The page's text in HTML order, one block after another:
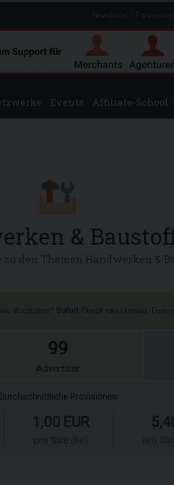
Events Affiliate-School
&
Wachstum? Sofort-Check inkl. Umsatz-
99
Advertiser
Durchschnittliche Provisionen
1,00 EUR